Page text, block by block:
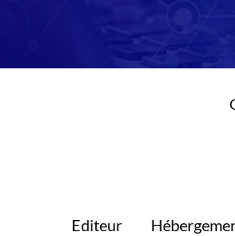
Editeur